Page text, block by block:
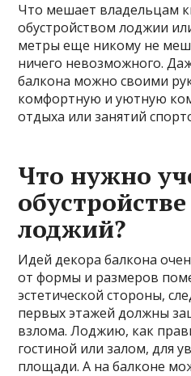
Что мешает владельцам
обустройством лоджии
метры еще никому не
ничего невозможного.
балкона можно своими
комфортную и уютную
отдыха или занятий
Что нужно
лоджий?
Идей декора балкона
от формы и размеров
эстетической стороны,
первых этажей должны
взлома. Лоджию, как
гостиной или залом, для
площади. А на балконе